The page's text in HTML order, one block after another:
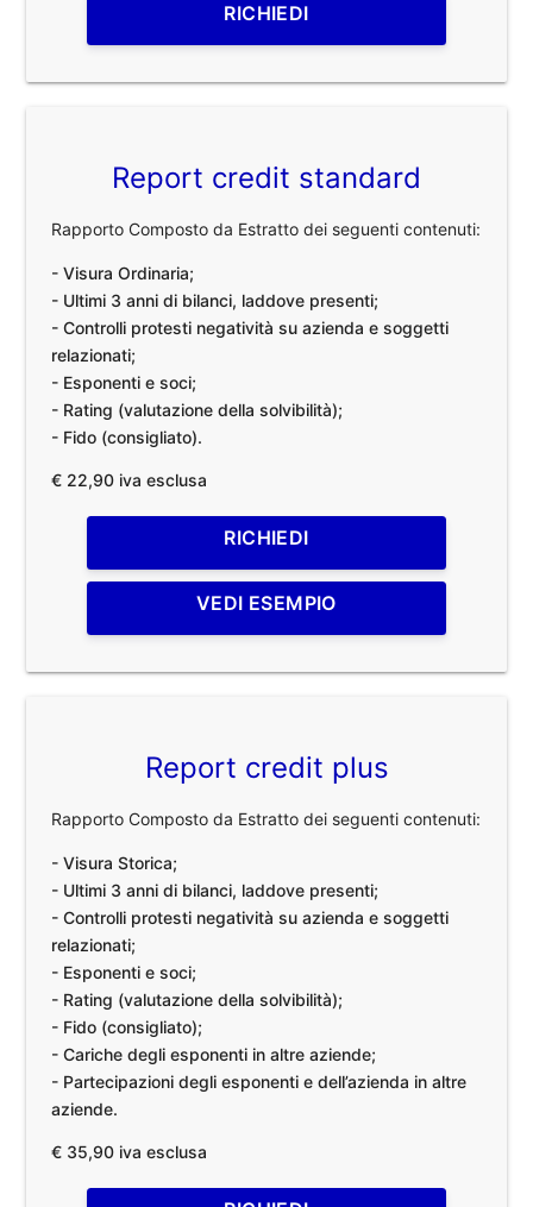
RICHIEDI
Report credit standard
Rapporto Composto da Estratto dei seguenti contenuti:
- Visura Ordinaria;
- Ultimi 3 anni di bilanci, laddove presenti;
- Controlli protesti negatività su azienda e soggetti
relazionati;
- Esponenti e soci;
- Rating (valutazione della solvibilità);
- Fido (consigliato).
€ 22,90 iva esclusa
RICHIEDI
VEDI ESEMPIO
Report credit plus
Rapporto Composto da Estratto dei seguenti contenuti:
- Visura Storica;
- Ultimi 3 anni di bilanci, laddove presenti;
- Controlli protesti negatività su azienda e soggetti
relazionati;
- Esponenti e soci;
- Rating (valutazione della solvibilità);
- Fido (consigliato);
- Cariche degli esponenti in altre aziende;
- Partecipazioni degli esponenti e dell’azienda in altre
aziende.
€ 35,90 iva esclusa